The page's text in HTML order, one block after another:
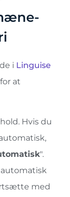
i Linguise
at
Hvis du
".
med